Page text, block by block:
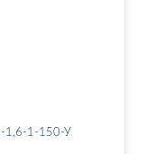
1,6-1-150-У